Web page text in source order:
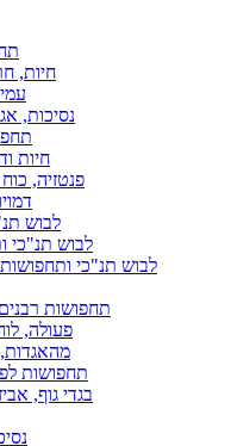
חיות,
נסיכות,
חיות
פנטזיה,
לבוש
לבוש תנ"כי
לבוש תנ"כי ותחפושות
תחפושות
פעולה,
מהאגדות,
תחפושות
בגדי גוף,